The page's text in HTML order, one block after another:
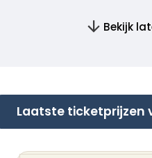
Bekijk
Laatste ticketprijzen